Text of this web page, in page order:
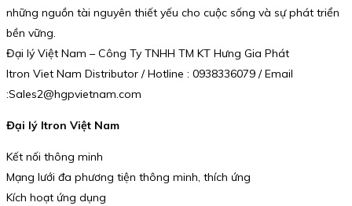
những nguồn tài nguyên thiết yếu cho cuộc sống và sự phát triển
bền vững.
Đại lý Việt Nam – Công Ty TNHH TM KT Hưng Gia Phát
Itron Viet Nam Distributor / Hotline : 0938336079 / Email
:Sales2@hgpvietnam.com
Đại lý Itron Việt Nam
Kết nối thông minh
Mạng lưới đa phương tiện thông minh, thích ứng
Kích hoạt ứng dụng